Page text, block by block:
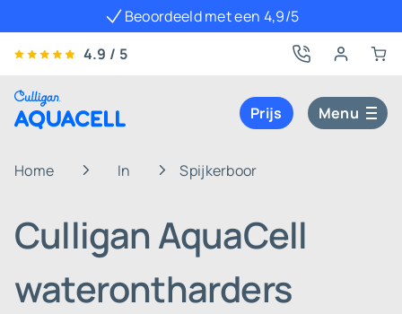
Beoordeeld met een 4,9/5
4.9 / 5
Prijs Menu
Home In Spijkerboor
Culligan AquaCell
waterontharders